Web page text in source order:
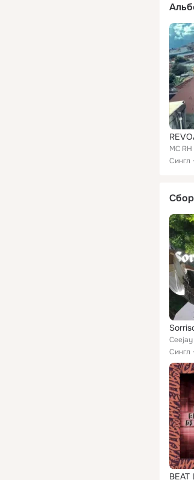
MC RH
Сингл
Ceejay
Сингл